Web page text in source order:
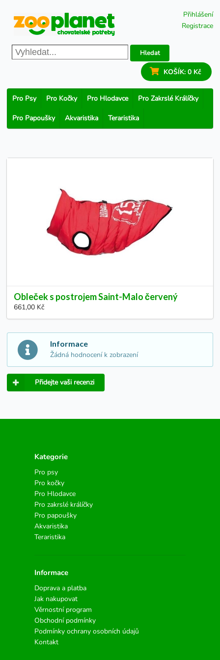
Přihlášení
Registrace
Hledat
KOŠÍK: 0 Kč
Pro Psy Pro Kočky Pro Hlodavce Pro Zakrslé Králíčky
Pro Papoušky Akvaristika Teraristika
Obleček s postrojem Saint-Malo červený
661,00 Kč
Informace
Žádná hodnocení k zobrazení
Přidejte vaši recenzi
Kategorie
Pro psy
Pro kočky
Pro Hlodavce
Pro zakrslé králíčky
Pro papoušky
Akvaristika
Teraristika
Informace
Doprava a platba
Jak nakupovat
Věrnostní program
Obchodní podmínky
Podmínky ochrany osobních údajů
Kontakt